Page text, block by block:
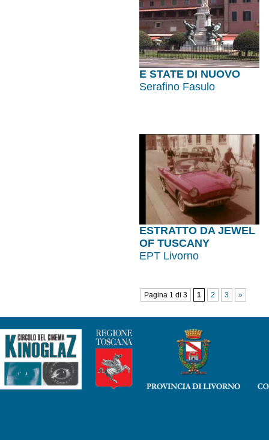
E STATE DI NUOVO
Serafino Fasulo
ESTRATTO DA JEWEL
OF TUSCANY
EPT Livorno
Pagina 1 di 3 1 2 3 »